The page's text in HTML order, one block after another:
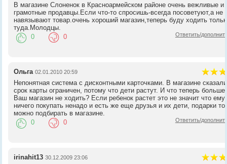
В магазине Слоненок в Красноармейском районе очень вежливые и
грамотные продавцы.Если что-то спросишь-всегда посоветуют,а не
навязывают товар.очень хороший магазин,теперь буду ходить
туда.Молодцы.
Ответить/
0 0
Ольга 02.01.2010 20:59
Непонятная система с дисконтными карточками. В магазине
срок карты ограничен, потому что дети растут. И что теперь больше
Ваш магазин не ходить? Если ребенок растет это не значит что ему
ничего покупать ненадо и есть же еще друзья и их дети, подарки
можно подбирать в магазине.
Ответить/
0 0
irinahit13 30.12.2009 23:06